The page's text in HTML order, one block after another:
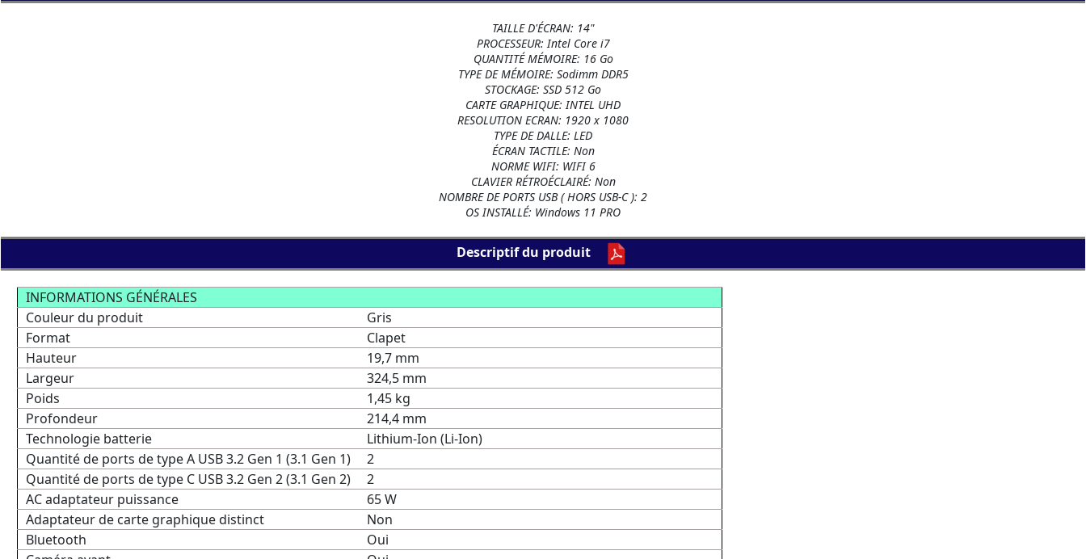
TAILLE D'ÉCRAN: 14"
PROCESSEUR: Intel Core i7
QUANTITÉ MÉMOIRE: 16 Go
TYPE DE MÉMOIRE: Sodimm DDR5
STOCKAGE: SSD 512 Go
CARTE GRAPHIQUE: INTEL UHD
RESOLUTION ECRAN: 1920 x 1080
TYPE DE DALLE: LED
ÉCRAN TACTILE: Non
NORME WIFI: WIFI 6
CLAVIER RÉTROÉCLAIRÉ: Non
NOMBRE DE PORTS USB ( HORS USB-C ): 2
OS INSTALLÉ: Windows 11 PRO
Descriptif du produit
INFORMATIONS GÉNÉRALES
Couleur du produit
Gris
Format
Clapet
Hauteur
19,7 mm
Largeur
324,5 mm
Poids
1,45 kg
Profondeur
214,4 mm
Technologie batterie
Lithium-Ion (Li-Ion)
Quantité de ports de type A USB 3.2 Gen 1 (3.1 Gen 1)
2
Quantité de ports de type C USB 3.2 Gen 2 (3.1 Gen 2)
2
AC adaptateur puissance
65 W
Adaptateur de carte graphique distinct
Non
Bluetooth
Oui